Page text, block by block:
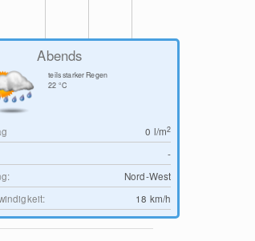
Abends
teils starker Regen
22 °C
0 l/m2
-
Nord-West
18 km/h